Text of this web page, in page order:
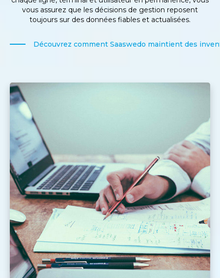
vous assurez que les décisions de gestion reposent
toujours sur des données fiables et actualisées.
Découvrez comment Saaswedo maintient des